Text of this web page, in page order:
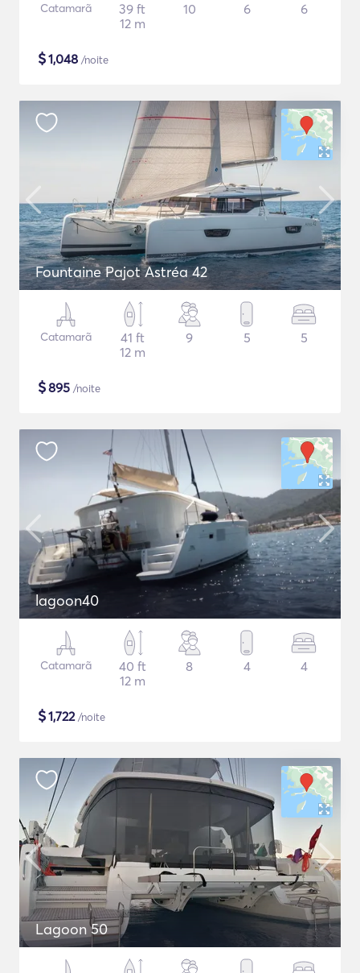
Catamarã
39 ft
12 m
10 6 6
$1,048 /noite
Fountaine Pajot Astréa 42
Catamarã
41 ft
12 m
9 5 5
$895 /noite
lagoon40
Catamarã
40 ft
12 m
8 4 4
$1,722/noite
Lagoon 50